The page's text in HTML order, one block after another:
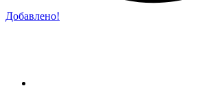
Добавлено!